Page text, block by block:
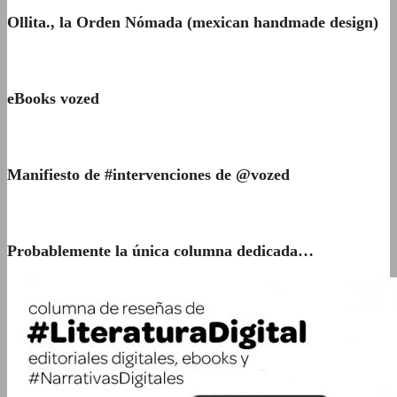
Ollita., la Orden Nómada (mexican handmade design)
eBooks vozed
Manifiesto de #intervenciones de @vozed
Probablemente la única columna dedicada…